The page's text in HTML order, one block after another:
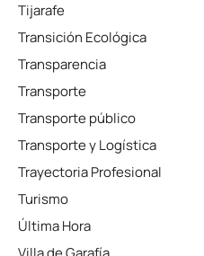
Tijarafe
Transición Ecológica
Transparencia
Transporte
Transporte público
Transporte y Logística
Trayectoria Profesional
Turismo
Última Hora